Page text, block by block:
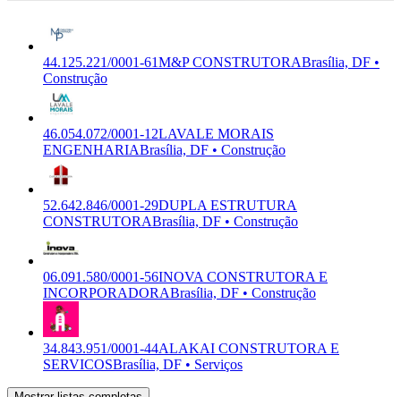
44.125.221/0001-61M&P CONSTRUTORABrasília, DF •
Construção
46.054.072/0001-12LAVALE MORAIS
ENGENHARIABrasília, DF • Construção
52.642.846/0001-29DUPLA ESTRUTURA
CONSTRUTORABrasília, DF • Construção
06.091.580/0001-56INOVA CONSTRUTORA E
INCORPORADORABrasília, DF • Construção
34.843.951/0001-44ALAKAI CONSTRUTORA E
SERVICOSBrasília, DF • Serviços